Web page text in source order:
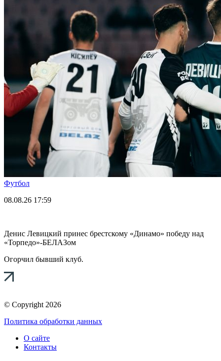
Футбол
08.08.26 17:59
Денис Левицкий принес брестскому «Динамо» победу над
«Торпедо»-БЕЛАЗом
Огорчил бывший клуб.
© Copyright 2026
Политика обработки данных
О сайте
Контакты